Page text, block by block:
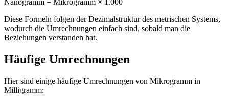
Nanogramm = Mikrogramm × 1.000
Diese Formeln folgen der Dezimalstruktur des metrischen Systems,
wodurch die Umrechnungen einfach sind, sobald man die
Beziehungen verstanden hat.
Häufige Umrechnungen
Hier sind einige häufige Umrechnungen von Mikrogramm in
Milligramm: